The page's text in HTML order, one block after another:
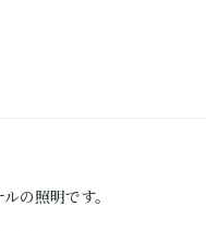
の照明です。